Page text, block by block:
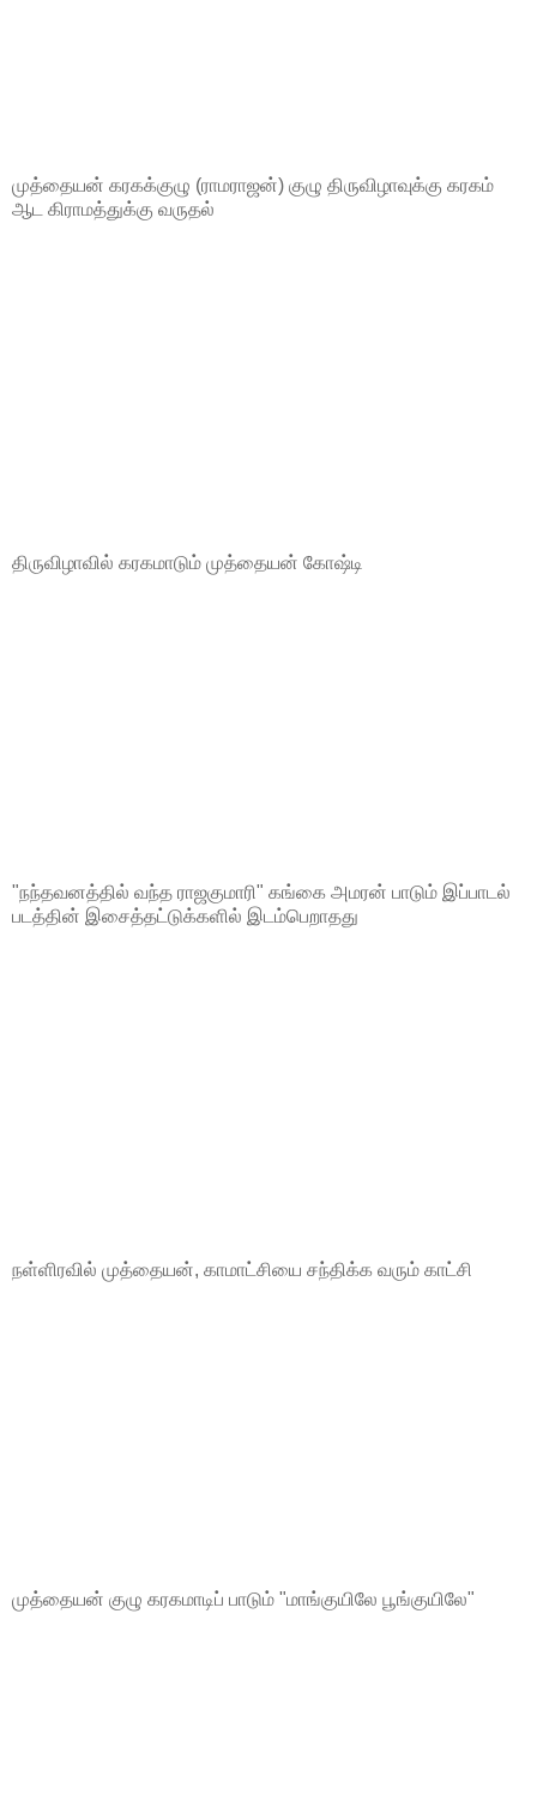
முத்தையன் கரகக்குழு (ராமராஜன்) குழு திருவிழாவுக்கு கரகம்
ஆட கிராமத்துக்கு வருதல்
திருவிழாவில் கரகமாடும் முத்தையன் கோஷ்டி
"நந்தவனத்தில் வந்த ராஜகுமாரி" கங்கை அமரன் பாடும் இப்பாடல்
படத்தின் இசைத்தட்டுக்களில் இடம்பெறாதது
நள்ளிரவில் முத்தையன், காமாட்சியை சந்திக்க வரும் காட்சி
முத்தையன் குழு கரகமாடிப் பாடும் "மாங்குயிலே பூங்குயிலே"